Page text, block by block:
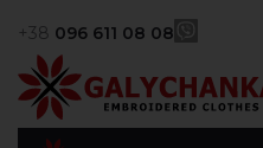
+38 096 611 08 08